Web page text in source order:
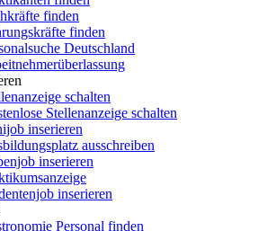
finden
finden
Deutschland
schalten
Stellenanzeige schalten
inserieren
ausschreiben
inserieren
inserieren
Personal finden